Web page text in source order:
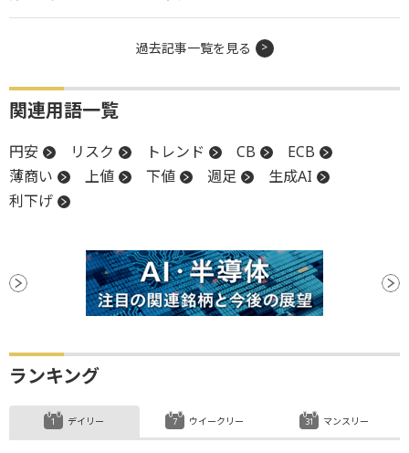
過去記事一覧を見る
関連用語一覧
円安 リスク トレンド CB
ECB
薄商い
上値 下値 週足
生成AI
利下げ
ランキング
デイリー ウイークリー マンスリー